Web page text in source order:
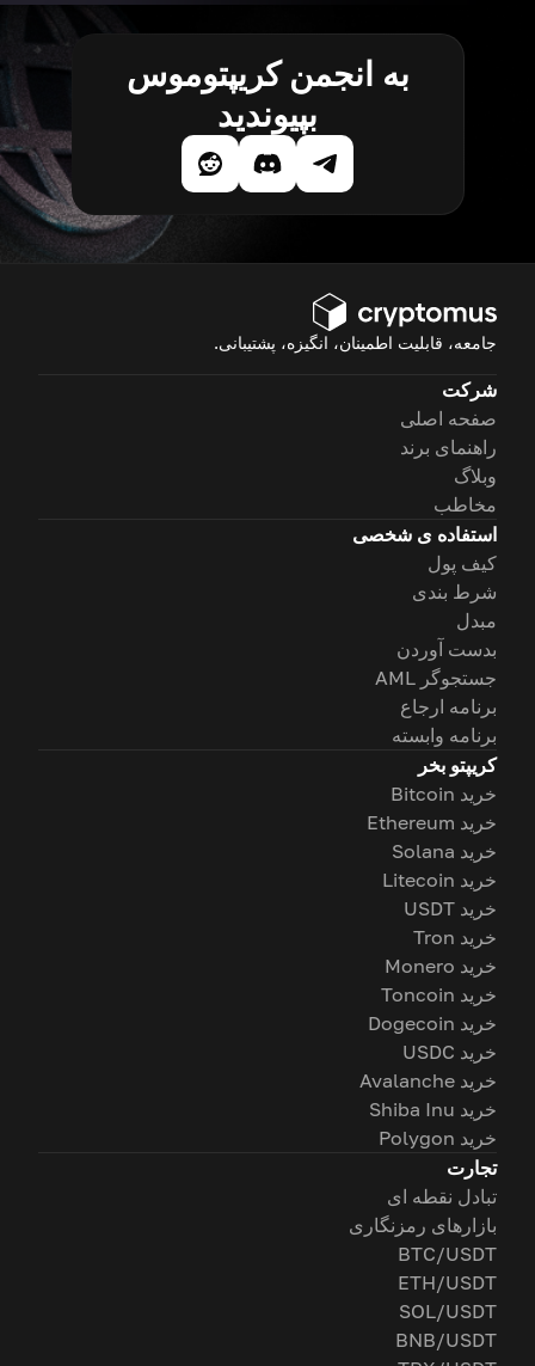
به انجمن کریپتوموس
بپیوندید
جامعه، قابلیت اطمینان، انگیزه، پشتیبانی.
شرکت
صفحه اصلی
راهنمای برند
وبلاگ
مخاطب
استفاده ی شخصی
کیف پول
شرط بندی
مبدل
بدست آوردن
جستجوگر AML
برنامه ارجاع
برنامه وابسته
کریپتو بخر
خرید Bitcoin
خرید Ethereum
خرید Solana
خرید Litecoin
خرید USDT
خرید Tron
خرید Monero
خرید Toncoin
خرید Dogecoin
خرید USDC
خرید Avalanche
خرید Shiba Inu
خرید Polygon
تجارت
تبادل نقطه ای
بازارهای رمزنگاری
BTC/USDT
ETH/USDT
SOL/USDT
BNB/USDT